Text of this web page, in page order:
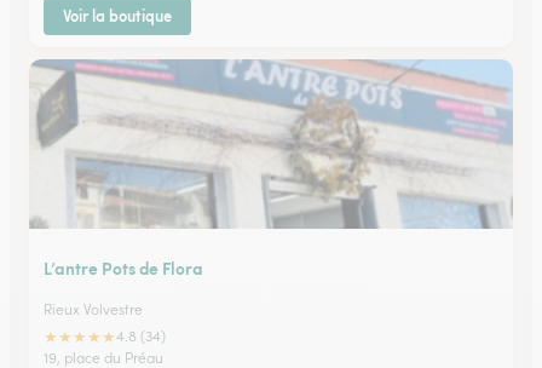
Voir la boutique
L’antre Pots de Flora
Rieux Volvestre
★★★★★4.8 (34)
19, place du Préau